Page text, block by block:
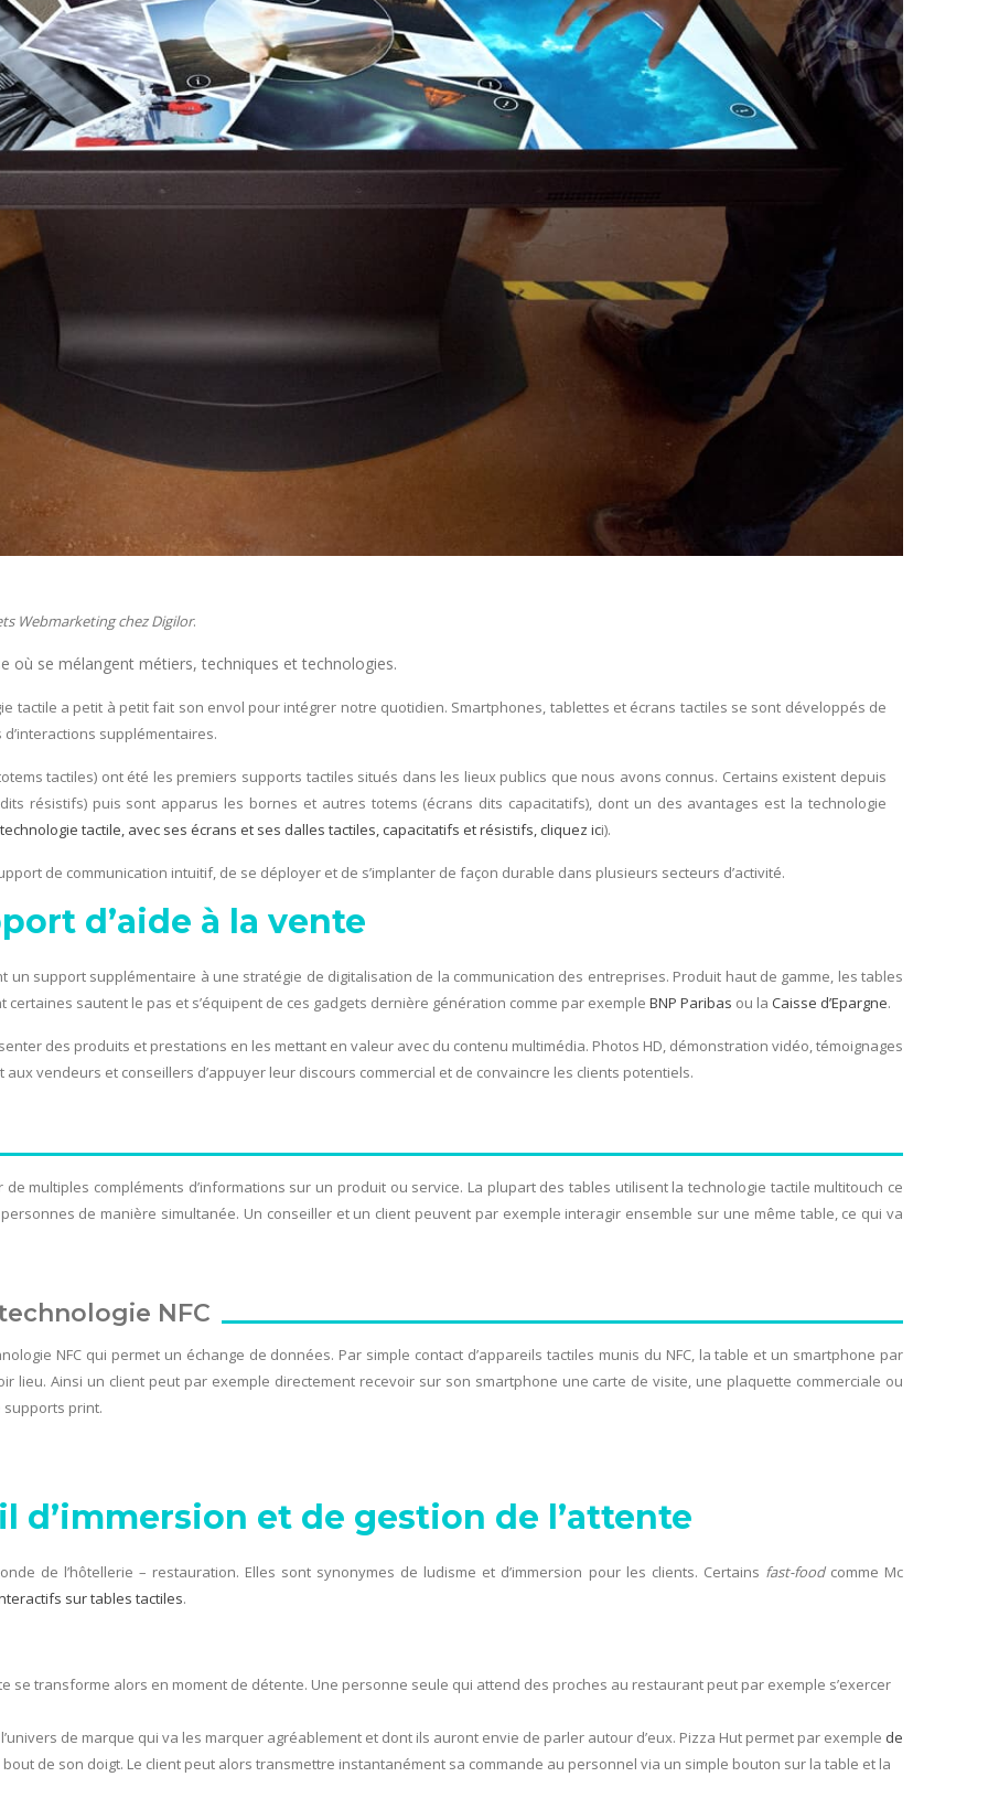
Webmarketing chez Digilor.
où se mélangent métiers, techniques et technologies.
tactile a petit à petit fait son envol pour intégrer notre quotidien. Smartphones, tablettes et écrans tactiles se sont développés de
supplémentaires.
tactiles) ont été les premiers supports tactiles situés dans les lieux publics que nous avons connus. Certains existent depuis
résistifs) puis sont apparus les bornes et autres totems (écrans dits capacitatifs), dont un des avantages est la technologie
tactile, avec ses écrans et ses dalles tactiles, capacitatifs et résistifs, cliquez ici).
de communication intuitif, de se déployer et de s’implanter de façon durable dans plusieurs secteurs d’activité.
d’aide à la vente
support supplémentaire à une stratégie de digitalisation de la communication des entreprises. Produit haut de gamme, les tables
sautent le pas et s’équipent de ces gadgets dernière génération comme par exemple BNP Paribas ou la Caisse d’Epargne.
des produits et prestations en les mettant en valeur avec du contenu multimédia. Photos HD, démonstration vidéo, témoignages
vendeurs et conseillers d’appuyer leur discours commercial et de convaincre les clients potentiels.
multiples compléments d’informations sur un produit ou service. La plupart des tables utilisent la technologie tactile multitouch ce
de manière simultanée. Un conseiller et un client peuvent par exemple interagir ensemble sur une même table, ce qui va
NFC
NFC qui permet un échange de données. Par simple contact d’appareils tactiles munis du NFC, la table et un smartphone par
lieu. Ainsi un client peut par exemple directement recevoir sur son smartphone une carte de visite, une plaquette commerciale ou
supports print.
d’immersion et de gestion de l’attente
de l’hôtellerie – restauration. Elles sont synonymes de ludisme et d’immersion pour les clients. Certains fast-foodcomme Mc
sur tables tactiles.
se transforme alors en moment de détente. Une personne seule qui attend des proches au restaurant peut par exemple s’exercer
de marque qui va les marquer agréablement et dont ils auront envie de parler autour d’eux. Pizza Hut permet par exemple de
de son doigt. Le client peut alors transmettre instantanément sa commande au personnel via un simple bouton sur la table et la